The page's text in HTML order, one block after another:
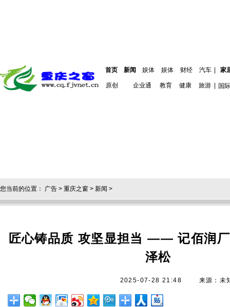
首页 新闻 娱体 娱体 财经 汽车 家
原创 企业通 教育 健康 旅游 国际
您当前的位置： 广告 > 重庆之窗 > 新闻 >
匠心铸品质 攻坚显担当 —— 记佰润
泽松
2025-07-28 21:48 来源：未